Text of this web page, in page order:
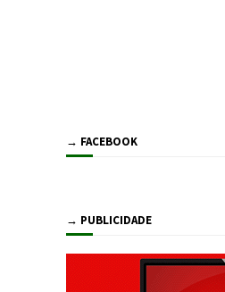
→ FACEBOOK
→ PUBLICIDADE